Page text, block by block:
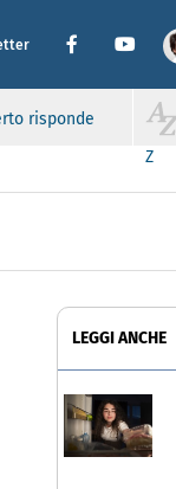
risponde
Z
LEGGI ANCHE